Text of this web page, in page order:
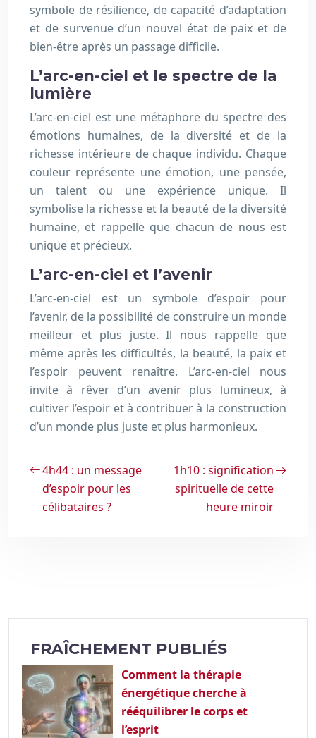
symbole de résilience, de capacité d’adaptation
et de survenue d’un nouvel état de paix et de
bien-être après un passage difficile.
L’arc-en-ciel et le spectre de la
lumière
L’arc-en-ciel est une métaphore du spectre des
émotions humaines, de la diversité et de la
richesse intérieure de chaque individu. Chaque
couleur représente une émotion, une pensée,
un talent ou une expérience unique. Il
symbolise la richesse et la beauté de la diversité
humaine, et rappelle que chacun de nous est
unique et précieux.
L’arc-en-ciel et l’avenir
L’arc-en-ciel est un symbole d’espoir pour
l’avenir, de la possibilité de construire un monde
meilleur et plus juste. Il nous rappelle que
même après les difficultés, la beauté, la paix et
l’espoir peuvent renaître. L’arc-en-ciel nous
invite à rêver d’un avenir plus lumineux, à
cultiver l’espoir et à contribuer à la construction
d’un monde plus juste et plus harmonieux.
4h44 : un message
d’espoir pour les
célibataires ?
1h10 : signification
spirituelle de cette
heure miroir
FRAÎCHEMENT PUBLIÉS
Comment la thérapie
énergétique cherche à
rééquilibrer le corps et
l’esprit